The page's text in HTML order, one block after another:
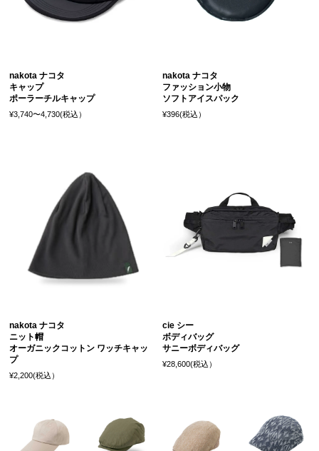
nakota ナコタ
キャップ
ポーラーチルキャップ
¥3,740〜4,730(税込）
nakota ナコタ
ファッション小物
ソフトアイスパック
¥396(税込）
nakota ナコタ
ニット帽
オーガニックコットン ワッチキャッ
プ
¥2,200(税込）
cie シー
ボディバッグ
サニーボディバッグ
¥28,600(税込）